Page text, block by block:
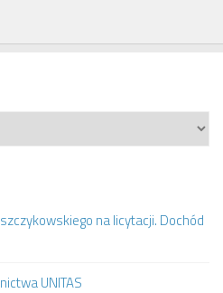
na licytacji. Dochód
UNITAS